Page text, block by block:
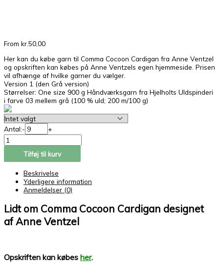
From kr.50,00
Her kan du købe garn til Comma Cocoon Cardigan fra Anne Ventzel
og opskriften kan købes på Anne Ventzels egen hjemmeside. Prisen
vil afhænge af hvilke garner du vælger.
Version 1 (den Grå version)
Størrelser: One size 900 g Håndværksgarn fra Hjelholts Uldspinderi
i farve 03 mellem grå (100 % uld; 200 m/100 g)
Antal:- +
Tilføj til kurv
Beskrivelse
Yderligere information
Anmeldelser (0)
Lidt om Comma Cocoon Cardigan designet
af Anne Ventzel
Opskriften kan købes her.